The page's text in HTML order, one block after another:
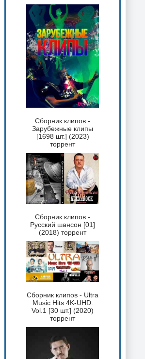
Сборник клипов -
Зарубежные клипы
[1698 шт.] (2023)
торрент
Сборник клипов -
Русский шансон [01]
(2018) торрент
Сборник клипов - Ultra
Music Hits 4K-UHD.
Vol.1 [30 шт.] (2020)
торрент